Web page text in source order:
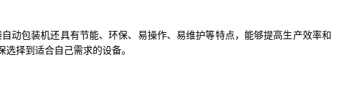
动包装机还具有节能、环保、易操作、易维护等特点，能够提高生产效率和
择到适合自己需求的设备。